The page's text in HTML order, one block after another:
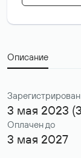
Описание
Зарегистрирован
3 мая 2023
Оплачен до
3 мая 2027